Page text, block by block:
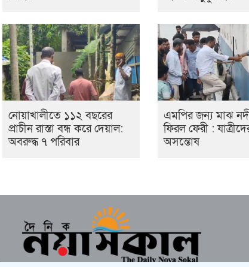
নোয়াখালীতে ১১২ বছরের
প্রাচীন রাস্তা বন্ধ করে দেয়াল:
অবরুদ্ধ ৭ পরিবার
এমপির জন্য মাঝ
ফিরল ফেরী :
অসন্তোষ